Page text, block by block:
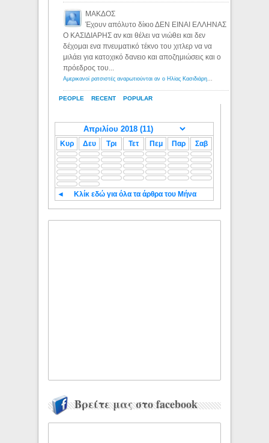
PEOPLE RECENT POPULAR
ΜΑΚΔΟΣ
Έχουν απόλυτο δίκιο ΔΕΝ ΕΙΝΑΙ ΕΛΛΗΝΑΣ
Ο ΚΑΣΙΔΙΑΡΗΣ αν και θέλει να νιώθει και δεν
δέχομαι ενα πνευματικό τέκνο του χιτλερ να να
μιλάει για κατοχικό δανειο και αποζημιώσεις και ο
πρόεδρος του...
Αμερικανοί ρατσιστές αναρωτιούνται αν ο Ηλίας Κασιδιάρης ανήκει στη λευκή φυλή... - Λόγιος Ερμής
Κυρ Δευ Τρι Τετ Πεμ Παρ Σαβ
◄ Κλίκ εδώ για όλα τα άρθρα του Μήνα
Βρείτε μας στο facebook